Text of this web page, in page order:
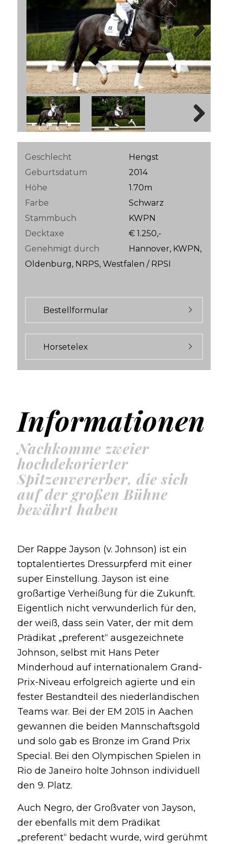
Next
Geschlecht
Hengst
Geburtsdatum
2014
Höhe
1.70m
Farbe
Schwarz
Stammbuch
KWPN
Decktaxe
€ 1.250,-
Genehmigt durch
Hannover, KWPN,
Oldenburg, NRPS, Westfalen / RPSI
Bestellformular
Horsetelex
Informationen
Nachkomme zweier
hochdekorierter
Spitzenvererber, die sich
auf der großen Bühne
bewährt haben
Der Rappe Jayson (v. Johnson) ist ein
toptalentiertes Dressurpferd mit einer
super Einstellung. Jayson ist eine
großartige Verheißung für die Zukunft.
Eigentlich nicht verwunderlich für den,
der weiß, dass sein Vater, der mit dem
Prädikat „preferent“ ausgezeichnete
Johnson, selbst mit Hans Peter
Minderhoud auf internationalem Grand-
Prix-Niveau erfolgreich agierte und ein
fester Bestandteil des niederländischen
Teams war. Bei der EM 2015 in Aachen
gewannen die beiden Mannschaftsgold
und solo gab es Bronze im Grand Prix
Special. Bei den Olympischen Spielen in
Rio de Janeiro holte Johnson individuell
den 9. Platz.
Auch Negro, der Großvater von Jayson,
der ebenfalls mit dem Prädikat
„preferent“ bedacht wurde, wird gerühmt